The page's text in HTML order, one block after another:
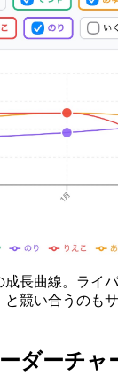
成長曲線。ライ
と競い合うのも
ダーチャ